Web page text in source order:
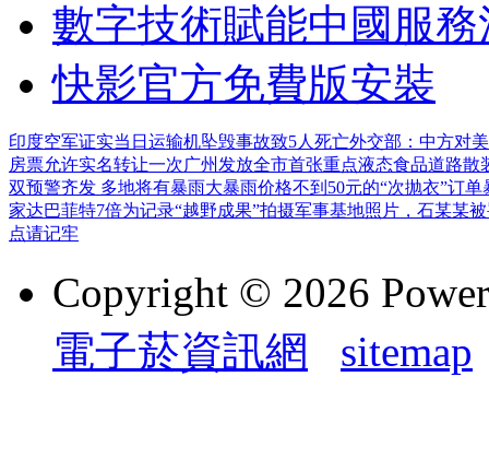
數字技術賦能中國服
快影官方免費版安裝
印度空军证实当日运输机坠毁事故致5人死亡外交部：中方对
房票允许实名转让一次广州发放全市首张重点液态食品道路散
双预警齐发 多地将有暴雨大暴雨价格不到50元的“次抛衣”订
家达巴菲特7倍为记录“越野成果”拍摄军事基地照片，石某某
点请记牢
Copyright © 2026
電子菸資訊網
sitemap